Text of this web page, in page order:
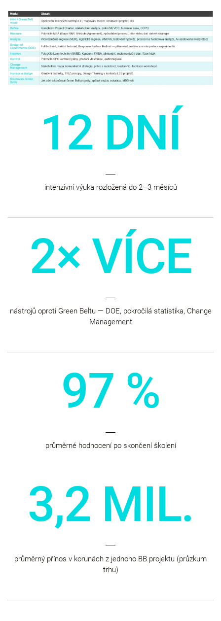
12 DNÍ
intenzivní výuka rozložená do 2–3 měsíců
2× VÍCE
nástrojů oproti Green Beltu — DOE, pokročilá statistika, Change
Management
97 %
průměrné hodnocení po skončení školení
3,2 MIL.
průměrný přínos v korunách z jednoho BB projektu (průzkum
trhu)